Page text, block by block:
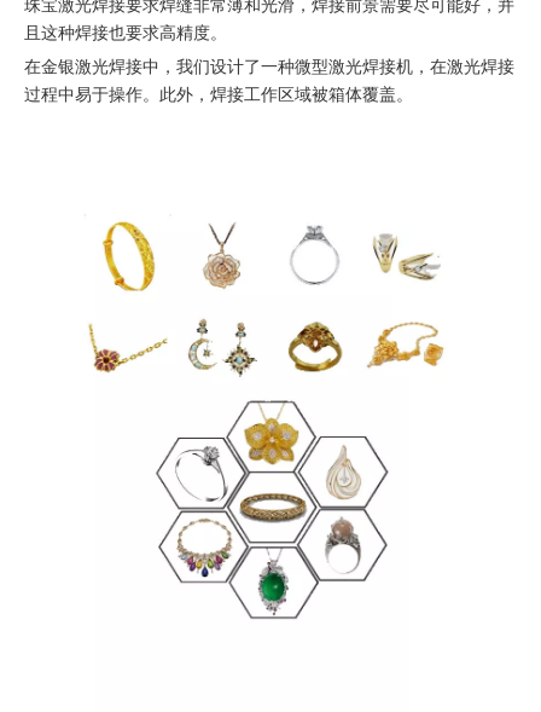
珠宝激光焊接要求焊缝非常薄和光滑，焊接前景需要尽可能好，并
且这种焊接也要求高精度。
在金银激光焊接中，我们设计了一种微型激光焊接机，在激光焊接
过程中易于操作。此外，焊接工作区域被箱体覆盖。